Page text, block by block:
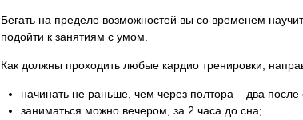
Бегать на пределе возможностей вы со временем
подойти к занятиям с умом.
Как должны проходить любые кардио тренировки,
начинать не раньше, чем через полтора – два
заниматься можно вечером, за 2 часа до сна;